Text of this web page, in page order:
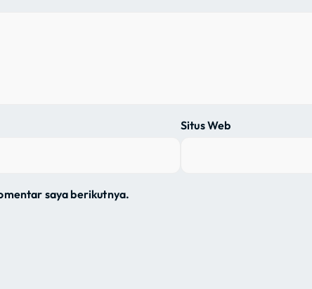
Situs Web
saya berikutnya.